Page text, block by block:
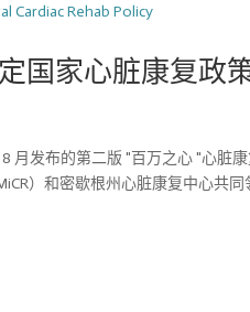
国家心脏康复政
月发布的第二版 "百万之心 "心脏
）和密歇根州心脏康复中心共同